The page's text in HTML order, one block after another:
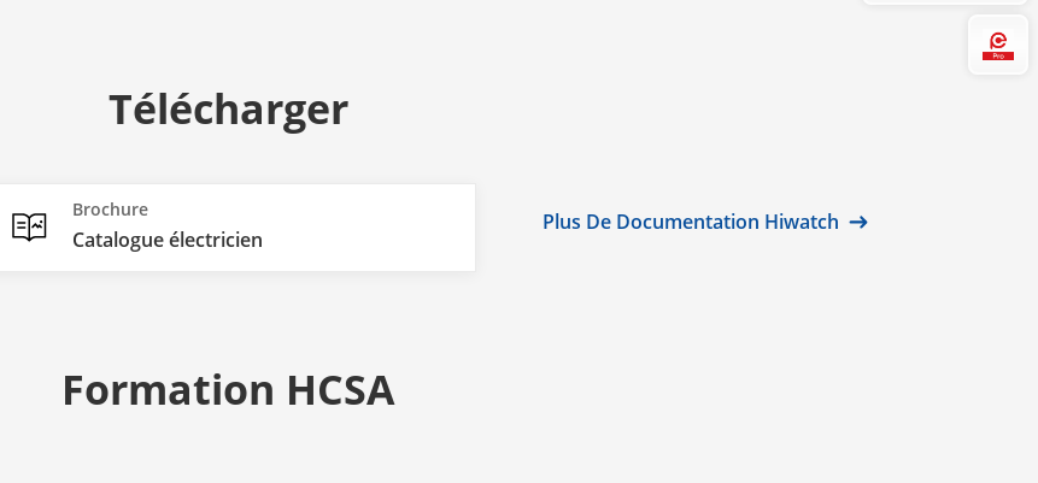
Télécharger
Brochure
Catalogue électricien
Plus De Documentation Hiwatch
Formation HCSA